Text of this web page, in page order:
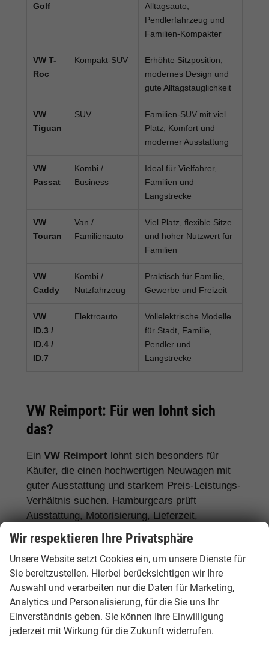
Golf
Alltagsauto,
Pendlerfahrzeug und
Familien-Kompakter
VW T-
Roc
Kompakt-SUV
Erhöhte Sitzposition,
modernes Design und
gute Alltagstauglichkeit
VW
Tiguan
SUV
Familien-SUV mit viel
Platz, Komfort und
moderner Ausstattung
VW
Passat
Kombi /
Business
Ideal für Vielfahrer,
Familien und
Langstrecke
VW
Touran
Van /
Familienauto
Viel Platz, flexible Sitze
und hoher Nutzwert für
Familien
VW
Caddy
Kombi /
Nutzfahrzeug
Praktisch für Familie,
Gewerbe und Freizeit
VW
ID.3 /
ID.4 /
ID.7
Elektroauto
Vollelektrische Modelle
für Stadt, Familie,
Pendler und
Langstrecke
VW Reimport: Für wen lohnt sich
das?
Ein VW Reimport lohnt sich besonders für
Käufer, die einen hochwertigen Neuwagen mit
guter Ausstattung und starkem Preis-Leistungs-
Verhältnis suchen. Hamburgcars prüft
Ausstattung, Motorisierung, Lieferzeit,
Garantiebedingungen und Fahrzeugdetails
transparent vor dem Kauf.
Für Stadtfahrer:VW Polo, VW Golf, VW
ID.3
Für Familien: VW Tiguan, VW Passat
Variant, VW Touran, VW Caddy
Wir respektieren Ihre Privatsphäre
Unsere Website setzt Cookies ein, um unsere Dienste für
Sie bereitzustellen. Hierbei berücksichtigen wir Ihre
Auswahl und verarbeiten nur die Daten für Marketing,
Analytics und Personalisierung, für die Sie uns Ihr
Einverständnis geben. Sie können Ihre Einwilligung
jederzeit mit Wirkung für die Zukunft widerrufen.